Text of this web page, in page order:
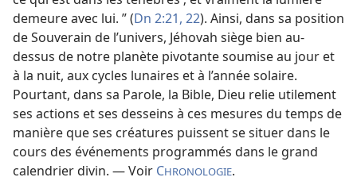
demeure avec lui. ” (Dn 2:21, 22). Ainsi, dans sa position
de Souverain de l’univers, Jéhovah siège bien au-
dessus de notre planète pivotante soumise au jour et
à la nuit, aux cycles lunaires et à l’année solaire.
Pourtant, dans sa Parole, la Bible, Dieu relie utilement
ses actions et ses desseins à ces mesures du temps de
manière que ses créatures puissent se situer dans le
cours des événements programmés dans le grand
calendrier divin. — Voir CHRONOLOGIE.